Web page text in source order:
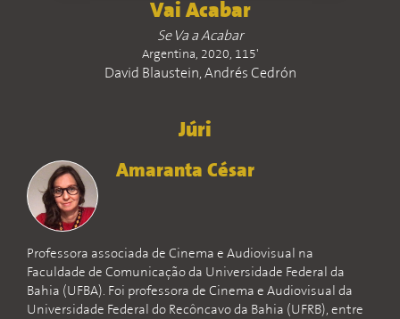
Vai Acabar
Se Va a Acabar
Argentina, 2020, 115'
David Blaustein, Andrés Cedrón
Júri
Amaranta César
Professora associada de Cinema e Audiovisual na
Faculdade de Comunicação da Universidade Federal da
Bahia (UFBA). Foi professora de Cinema e Audiovisual da
Universidade Federal do Recôncavo da Bahia (UFRB), entre